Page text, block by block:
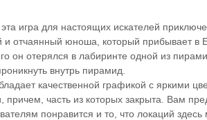
игра для настоящих искателей
отчаянный юноша, который прибывает в
он отерялся в лабиринте одной из
внутрь пирамид.
качественной графикой с яркими
причем, часть из которых закрыта. Вам
понравится и то, что локаций